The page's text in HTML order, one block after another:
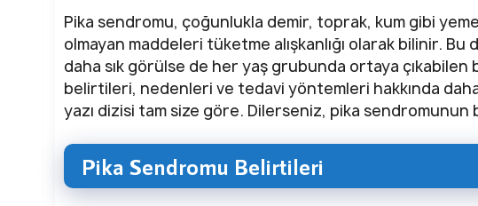
Pika sendromu, çoğunlukla demir, toprak, kum gibi
olmayan maddeleri tüketme alışkanlığı olarak bilinir.
daha sık görülse de her yaş grubunda ortaya
belirtileri, nedenleri ve tedavi yöntemleri hakkında
yazı dizisi tam size göre. Dilerseniz, pika sendromunun
Pika Sendromu Belirtileri